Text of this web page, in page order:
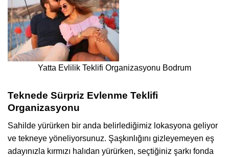
Yatta Evlilik Teklifi Organizasyonu Bodrum
Teknede Sürpriz Evlenme Teklifi
Organizasyonu
Sahilde yürürken bir anda belirlediğimiz lokasyona geliyor
ve tekneye yöneliyorsunuz. Şaşkınlığını gizleyemeyen eş
adayınızla kırmızı halıdan yürürken, seçtiğiniz şarkı fonda